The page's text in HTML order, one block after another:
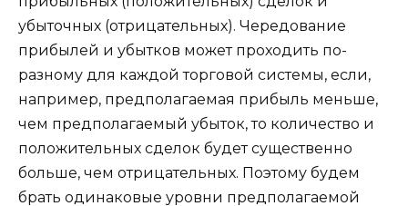
убыточных (отрицательных). Чередование
прибылей и убытков может проходить по-
разному для каждой торговой системы, если,
например, предполагаемая прибыль меньше,
чем предполагаемый убыток, то количество и
положительных сделок будет существенно
больше, чем отрицательных. Поэтому будем
брать одинаковые уровни предполагаемой